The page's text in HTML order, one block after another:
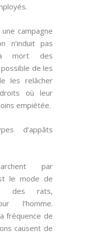
campagne
n’induit pas
mort des
de les
les relâcher
où leur
empiétée.
d’appâts
par
le mode de
des rats,
l’homme.
fréquence de
causent de